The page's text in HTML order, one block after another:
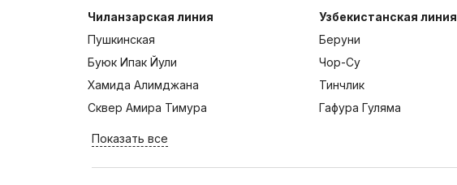
Чиланзарская линия
Пушкинская
Буюк Ипак Йули
Хамида Алимджана
Сквер Амира Тимура
Узбекистанская линия
Беруни
Чор-Су
Тинчлик
Гафура Гуляма
Показать все